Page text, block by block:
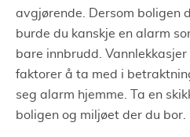
avgjørende. Dersom boligen
burde du kanskje en alarm
bare innbrudd.
faktorer å ta med i
seg alarm hjemme. Ta en
boligen og miljøet der du bor.